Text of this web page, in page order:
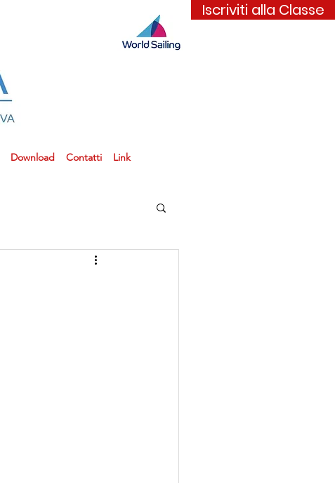
Iscriviti alla Classe
Download Contatti Link